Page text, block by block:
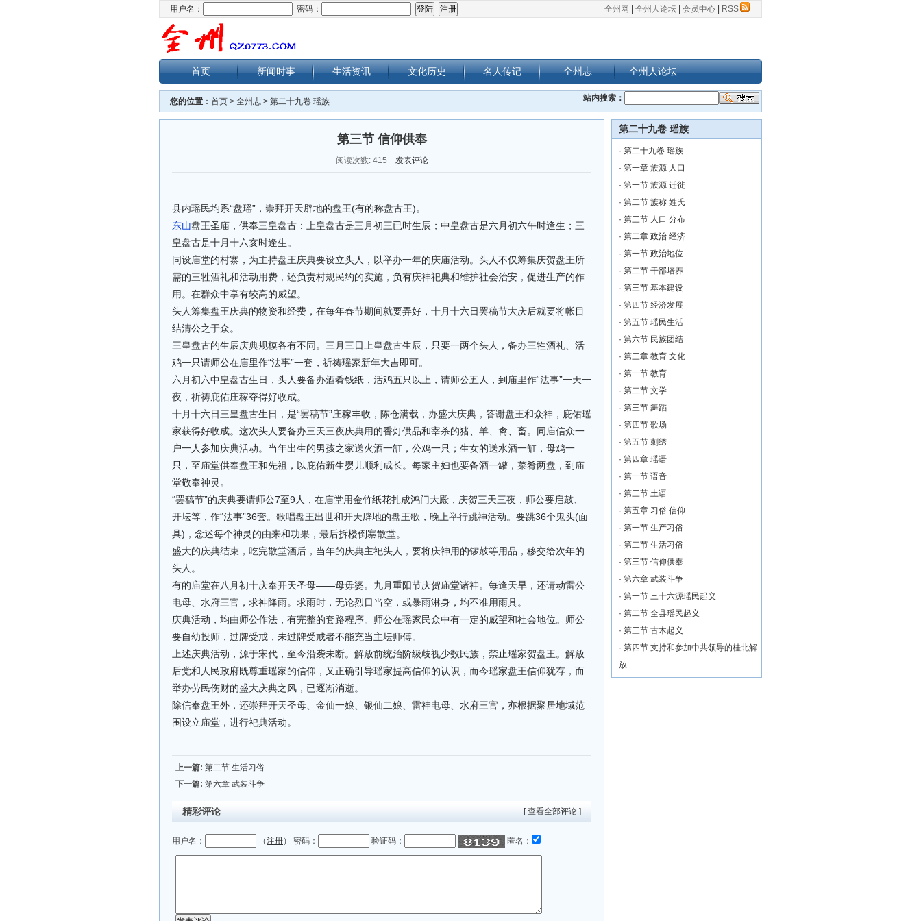
全州网 全州人论坛 会员中心 RSS
用户名： 密码：
首页 新闻时事 生活资讯 文化历史 名人传记 全州志 全州人论坛
您的位置 ： 首页 > 全州志 > 第二十九卷 瑶族 站内搜索：
第三节 信仰供奉
阅读次数: 415 发表评论
县内瑶民均系“盘瑶”，崇拜开天辟地的盘王(有的称盘古王)。
东山盘王圣庙，供奉三皇盘古：上皇盘古是三月初三已时生辰；中皇盘古是六月初六午时逢生；三
皇盘古是十月十六亥时逢生。
同设庙堂的村寨，为主持盘王庆典要设立头人，以举办一年的庆庙活动。头人不仅筹集庆贺盘王所
需的三牲酒礼和活动用费，还负责村规民约的实施，负有庆神祀典和维护社会治安，促进生产的作
用。在群众中享有较高的威望。
头人筹集盘王庆典的物资和经费，在每年春节期间就要弄好，十月十六日罢稿节大庆后就要将帐目
结清公之于众。
三皇盘古的生辰庆典规模各有不同。三月三日上皇盘古生辰，只要一两个头人，备办三牲酒礼、活
鸡一只请师公在庙里作“法事”一套，祈祷瑶家新年大吉即可。
六月初六中皇盘古生日，头人要备办酒肴钱纸，活鸡五只以上，请师公五人，到庙里作“法事”一天一
夜，祈祷庇佑庄稼夺得好收成。
十月十六日三皇盘古生日，是“罢稿节”庄稼丰收，陈仓满载，办盛大庆典，答谢盘王和众神，庇佑瑶
家获得好收成。这次头人要备办三天三夜庆典用的香灯供品和宰杀的猪、羊、禽、畜。同庙信众一
户一人参加庆典活动。当年出生的男孩之家送火酒一缸，公鸡一只；生女的送水酒一缸，母鸡一
只，至庙堂供奉盘王和先祖，以庇佑新生婴儿顺利成长。每家主妇也要备酒一罐，菜肴两盘，到庙
堂敬奉神灵。
“罢稿节”的庆典要请师公7至9人，在庙堂用金竹纸花扎成鸿门大殿，庆贺三天三夜，师公要启鼓、
开坛等，作“法事”36套。歌唱盘王出世和开天辟地的盘王歌，晚上举行跳神活动。要跳36个鬼头(面
具)，念述每个神灵的由来和功果，最后拆楼倒寨散堂。
盛大的庆典结束，吃完散堂酒后，当年的庆典主祀头人，要将庆神用的锣鼓等用品，移交给次年的
头人。
有的庙堂在八月初十庆奉开天圣母——母毋婆。九月重阳节庆贺庙堂诸神。每逢天旱，还请动雷公
电母、水府三官，求神降雨。求雨时，无论烈日当空，或暴雨淋身，均不准用雨具。
庆典活动，均由师公作法，有完整的套路程序。师公在瑶家民众中有一定的威望和社会地位。师公
要自幼投师，过牌受戒，未过牌受戒者不能充当主坛师傅。
上述庆典活动，源于宋代，至今沿袭未断。解放前统治阶级歧视少数民族，禁止瑶家贺盘王。解放
后党和人民政府既尊重瑶家的信仰，又正确引导瑶家提高信仰的认识，而今瑶家盘王信仰犹存，而
举办劳民伤财的盛大庆典之风，已逐渐消逝。
除信奉盘王外，还崇拜开天圣母、金仙一娘、银仙二娘、雷神电母、水府三官，亦根据聚居地域范
围设立庙堂，进行祀典活动。
上一篇: 第二节 生活习俗
下一篇: 第六章 武装斗争
[ 查看全部评论 ]
精彩评论
用户名： （注册） 密码： 验证码： 匿名：
第二十九卷 瑶族
· 第二十九卷 瑶族
· 第一章 族源 人口
· 第一节 族源 迁徙
· 第二节 族称 姓氏
· 第三节 人口 分布
· 第二章 政治 经济
· 第一节 政治地位
· 第二节 干部培养
· 第三节 基本建设
· 第四节 经济发展
· 第五节 瑶民生活
· 第六节 民族团结
· 第三章 教育 文化
· 第一节 教育
· 第二节 文学
· 第三节 舞蹈
· 第四节 歌场
· 第五节 刺绣
· 第四章 瑶语
· 第一节 语音
· 第三节 土语
· 第五章 习俗 信仰
· 第一节 生产习俗
· 第二节 生活习俗
· 第三节 信仰供奉
· 第六章 武装斗争
· 第一节 三十六源瑶民起义
· 第二节 全县瑶民起义
· 第三节 古木起义
· 第四节 支持和参加中共领导的桂北解
放